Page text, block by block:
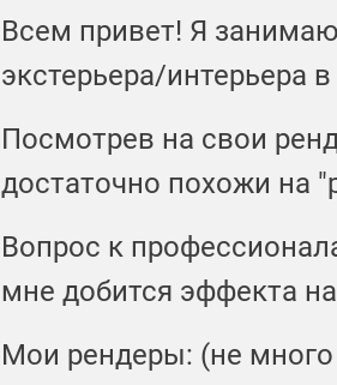
Всем привет! Я
экстерьера/интерьера
Посмотрев на свои
достаточно похожи на
Вопрос к
мне добится эффекта
Мои рендеры: (не много